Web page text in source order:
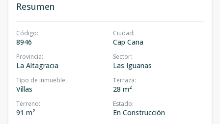
Resumen
Código:
8946
Ciudad:
Cap Cana
Provincia:
La Altagracia
Sector:
Las Iguanas
Tipo de inmueble:
Villas
Terraza:
28 m²
Terreno:
91 m²
Estado:
En Construcción